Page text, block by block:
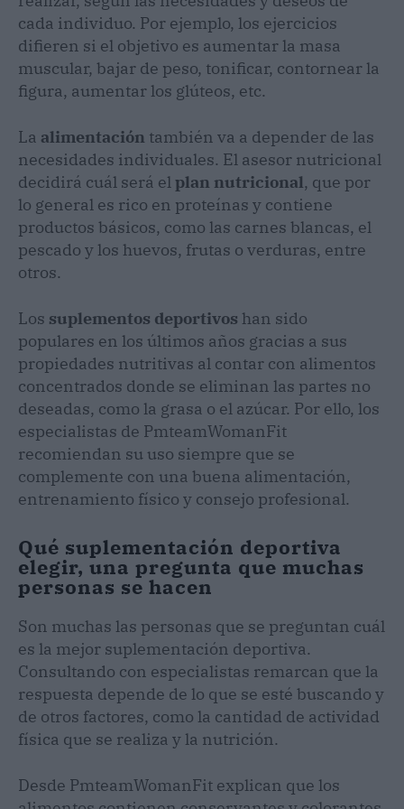
cada individuo. Por ejemplo, los ejercicios
difieren si el objetivo es aumentar la masa
muscular, bajar de peso, tonificar, contornear la
figura, aumentar los glúteos, etc.
La alimentación también va a depender de las
necesidades individuales. El asesor nutricional
decidirá cuál será elplan nutricional, que por
lo general es rico en proteínas y contiene
productos básicos, como las carnes blancas, el
pescado y los huevos, frutas o verduras, entre
otros.
Los suplementos deportivos han sido
populares en los últimos años gracias a sus
propiedades nutritivas al contar con alimentos
concentrados donde se eliminan las partes no
deseadas, como la grasa o el azúcar. Por ello, los
especialistas de PmteamWomanFit
recomiendan su uso siempre que se
complemente con una buena alimentación,
entrenamiento físico y consejo profesional.
Qué suplementación deportiva
elegir, una pregunta que muchas
personas se hacen
Son muchas las personas que se preguntan cuál
es la mejor suplementación deportiva.
Consultando con especialistas remarcan que la
respuesta depende de lo que se esté buscando y
de otros factores, como la cantidad de actividad
física que se realiza y la nutrición.
Desde PmteamWomanFit explican que los